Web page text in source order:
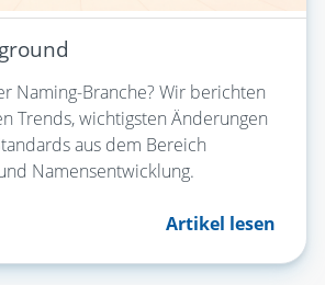
Naming-Branche? Wir berichten
Trends, wichtigsten Änderungen
aus dem Bereich
Namensentwicklung.
Artikel lesen